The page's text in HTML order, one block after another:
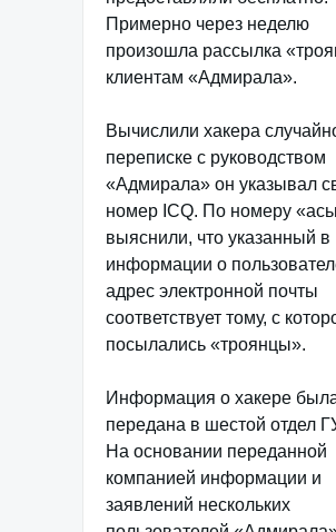
Примерно через неделю
произошла рассылка
клиентам «Адмирала».
Вычислили хакера
переписке с руководством
«Адмирала» он указывал
номер ICQ. По номеру
выяснили, что указанный в
информации о
адрес электронной почты
соответствует тому, с
посылались «троянцы».
Информация о хакере
передана в шестой отдел
На основании переданной
компанией информации и
заявлений нескольких